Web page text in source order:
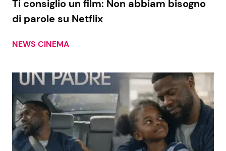
Ti consiglio un film: Non abbiam bisogno
di parole su Netflix
NEWS CINEMA